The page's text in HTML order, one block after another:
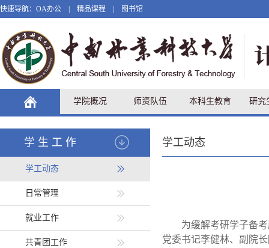
快速导航： OA办公 精品课程 图书馆
学院概况 师资队伍 本科生教育 研究
学生工作
学工动态
日常管理
就业工作
共青团工作
学工动态
为缓解考研学子备
党委书记李健林、副院